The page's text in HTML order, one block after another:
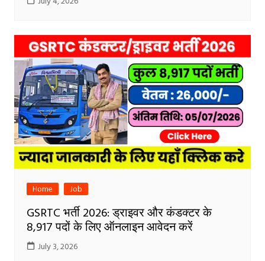
Home Job
GSRTC भर्ती 2026: ड्राइवर और कंडक्टर के
8,917 पदों के लिए ऑनलाइन आवेदन करें
July 3, 2026